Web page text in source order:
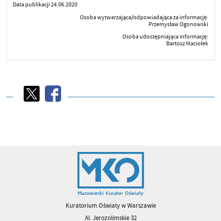
Data publikacji 24.06.2020
Osoba wytwarzająca/odpowiadająca za informację:
Przemysław Ogonowski
Osoba udostępniająca informację:
Bartosz Maciołek
Kuratorium Oświaty w Warszawie
Al. Jerozolimskie 32